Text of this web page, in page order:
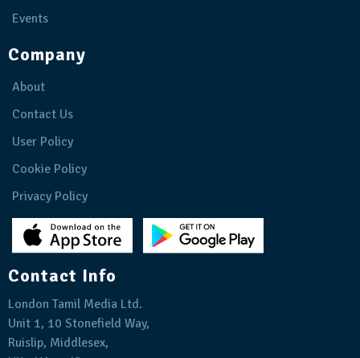
Events
Company
About
Contact Us
User Policy
Cookie Policy
Privacy Policy
Contact Info
London Tamil Media Ltd.
Unit 1, 10 Stonefield Way,
Ruislip, Middlesex,